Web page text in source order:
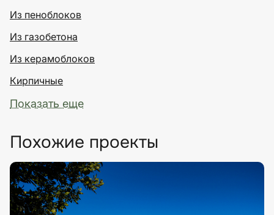
Из пеноблоков
Из газобетона
Из керамоблоков
Кирпичные
Показать еще
Похожие проекты